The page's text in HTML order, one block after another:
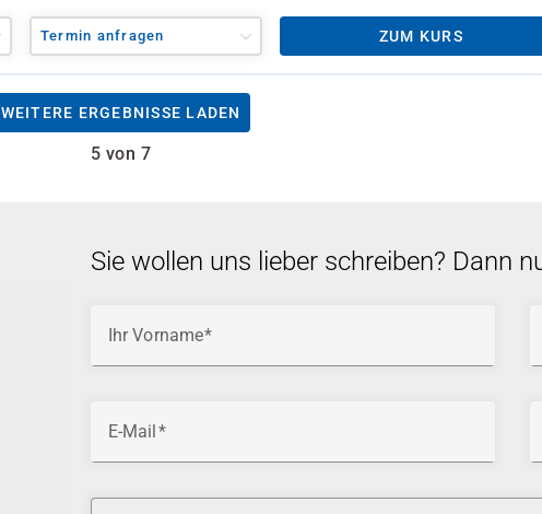
Termin anfragen ZUM KURS
WEITERE ERGEBNISSE LADEN
5 von 7
Sie wollen uns lieber schreiben? Dann
Ihr Vorname
E-Mail